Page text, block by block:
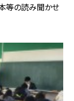
等の読み聞かせ